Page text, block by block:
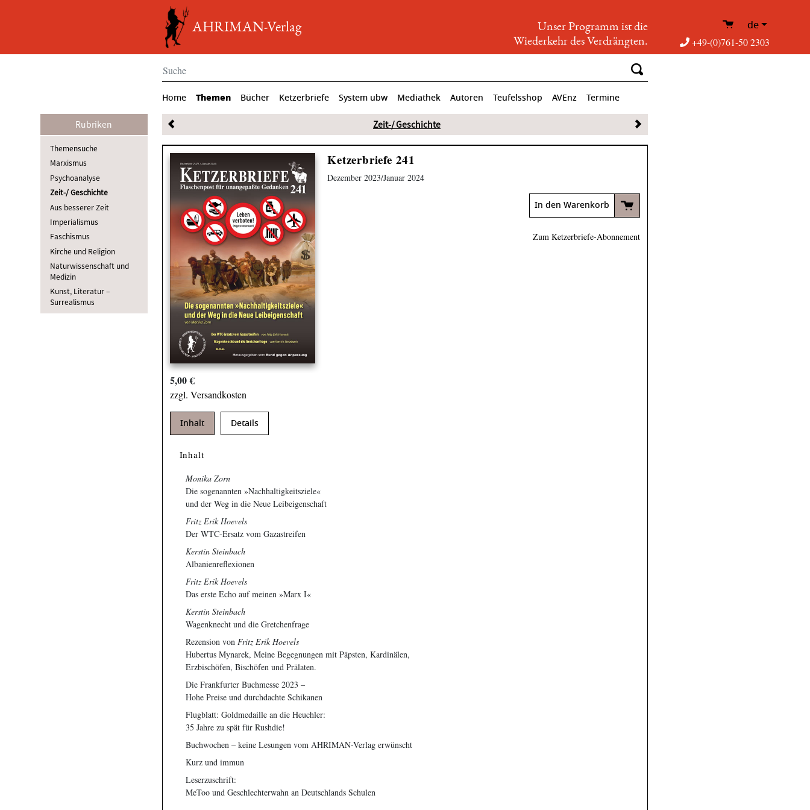
AHRIMAN-Verlag
Unser Programm ist die
Wiederkehr des Verdrängten.
de
+49-(0)761-50 2303
Home Themen Bücher Ketzerbriefe System ubw Mediathek Autoren Teufelsshop AVEnz Termine
Rubriken
Themensuche
Marxismus
Psychoanalyse
Zeit-/ Geschichte
Aus besserer Zeit
Imperialismus
Faschismus
Kirche und Religion
Naturwissenschaft und
Medizin
Kunst, Literatur –
Surrealismus
Zeit-/ Geschichte
5,00 €
zzgl. Versandkosten
Ketzerbriefe 241
Dezember 2023/Januar 2024
In den Warenkorb
Zum Ketzerbriefe-Abonnement
Inhalt Details
Inhalt
Monika Zorn
Die sogenannten »Nachhaltigkeitsziele«
und der Weg in die Neue Leibeigenschaft
Fritz Erik Hoevels
Der WTC-Ersatz vom Gazastreifen
Kerstin Steinbach
Albanienreflexionen
Fritz Erik Hoevels
Das erste Echo auf meinen »Marx I«
Kerstin Steinbach
Wagenknecht und die Gretchenfrage
Rezension von Fritz Erik Hoevels
Hubertus Mynarek, Meine Begegnungen mit Päpsten, Kardinälen,
Erzbischöfen, Bischöfen und Prälaten.
Die Frankfurter Buchmesse 2023 –
Hohe Preise und durchdachte Schikanen
Flugblatt: Goldmedaille an die Heuchler:
35 Jahre zu spät für Rushdie!
Buchwochen – keine Lesungen vom AHRIMAN-Verlag erwünscht
Kurz und immun
Leserzuschrift:
MeToo und Geschlechterwahn an Deutschlands Schulen